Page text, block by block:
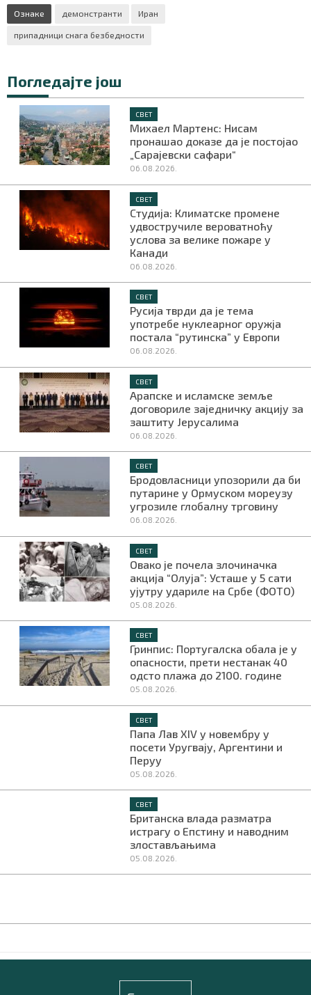
Ознаке демонстранти
Иран
припадници снага безбедности
Погледајте још
СВЕТ
Михаел Мартенс: Нисам
пронашао доказе да је постојао
„Сарајевски сафари“
06.08.2026.
СВЕТ
Студија: Климатске промене
удвостручиле вероватноћу
услова за велике пожаре у
Канади
06.08.2026.
СВЕТ
Русија тврди да је тема
употребе нуклеарног оружја
постала “рутинска” у Европи
06.08.2026.
СВЕТ
Арапске и исламске земље
договориле заједничку акцију за
заштиту Јерусалима
06.08.2026.
СВЕТ
Бродовласници упозорили да би
путарине у Ормуском мореузу
угрозиле глобалну трговину
06.08.2026.
СВЕТ
Овако је почела злочиначка
акција “Олуја”: Усташе у 5 сати
ујутру удариле на Србе (ФОТО)
05.08.2026.
СВЕТ
Гринпис: Португалска обала је у
опасности, прети нестанак 40
одсто плажа до 2100. године
05.08.2026.
СВЕТ
Папа Лав XIV у новембру у
посети Уругвају, Аргентини и
Перуу
05.08.2026.
СВЕТ
Британска влада разматра
истрагу о Епстину и наводним
злостављањима
05.08.2026.